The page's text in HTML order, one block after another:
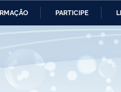
PARTICIPE
Ministério da Economia